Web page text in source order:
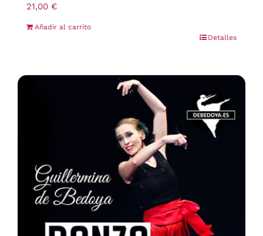
21,00 €
Añadir al carrito
Detalles